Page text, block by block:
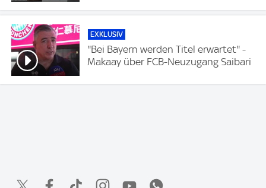
EXKLUSIV
''Bei Bayern werden Titel erwartet'' -
Makaay über FCB-Neuzugang Saibari